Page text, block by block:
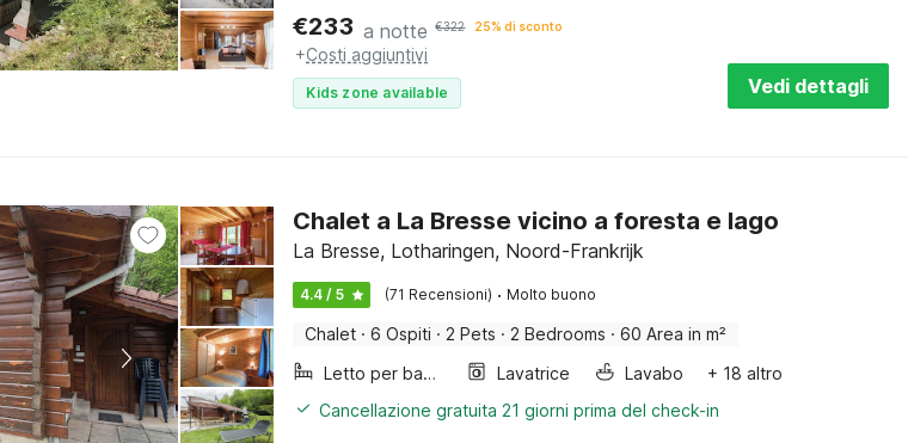
€233 a notte €322 25% di sconto
+Costi aggiuntivi
Kids zone available Vedi dettagli
Chalet a La Bresse vicino a foresta e lago
La Bresse, Lotharingen, Noord-Frankrijk
4.4 / 5 (71 Recensioni) · Molto buono
Chalet · 6 Ospiti · 2 Pets · 2 Bedrooms · 60 Area in m²
Letto per bambini
Lavatrice Lavabo
+ 18 altro
Cancellazione gratuita 21 giorni prima del check-in